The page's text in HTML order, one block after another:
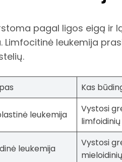
pagal ligos eigą ir
Limfocitinė leukemija
Kas
leukemija
Vystosi
leukemija
Vystosi